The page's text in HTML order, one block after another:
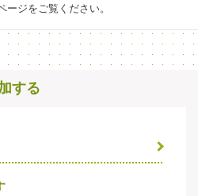
ージをご覧ください。
する